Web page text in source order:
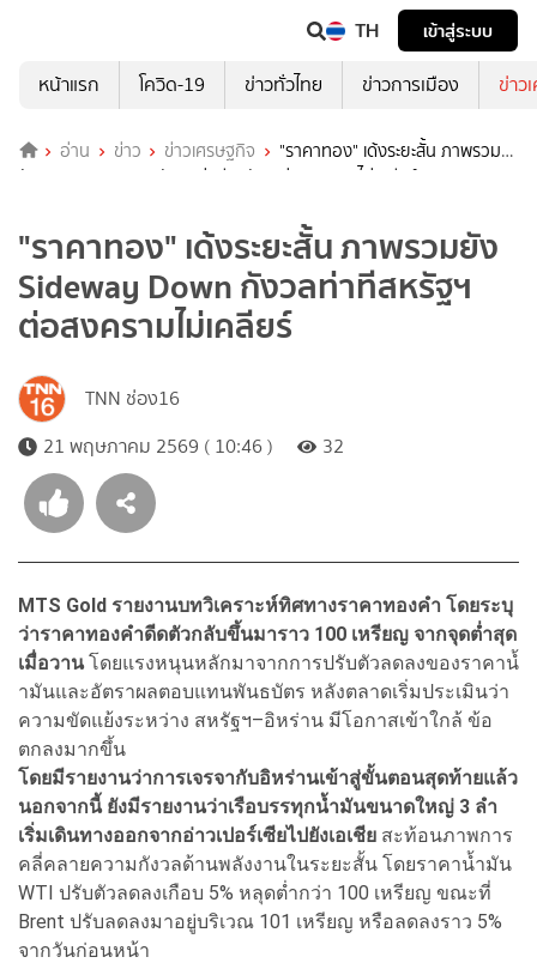
TH
เข้าสู่ระบบ
หน้าแรก
โควิด-19 ข่าวทั่วไทย ข่าวการเมือง ข่าว
อ่าน ข่าว ข่าวเศรษฐกิจ
"ราคาทอง" เด้งระยะสั้น ภาพรวม
ยัง Sideway Down กังวลท่าทีสหรัฐฯ ต่อสงครามไม่เคลียร์
"ราคาทอง" เด้งระยะสั้น ภาพรวมยัง
Sideway Down กังวลท่าทีสหรัฐฯ
ต่อสงครามไม่เคลียร์
TNN ช่อง16
21 พฤษภาคม 2569 ( 10:46 )
32
MTS Gold รายงานบทวิเคราะห์ทิศทางราคาทองคํา โดยระบุ
ว่าราคาทองคําดีดตัวกลับขึ้นมาราว 100 เหรียญ จากจุดตํ่าสุด
เมื่อวานโดยแรงหนุนหลักมาจากการปรับตัวลดลงของราคานํ้
ามันและอัตราผลตอบแทนพันธบัตร หลังตลาดเริ่มประเมินว่า
ความขัดแย้งระหว่าง สหรัฐฯ–อิหร่าน มีโอกาสเข้าใกล้ ข้อ
ตกลงมากขึ้น
โดยมีรายงานว่าการเจรจากับอิหร่านเข้าสู่ขั้นตอนสุดท้ายแล้ว
นอกจากนี้ ยังมีรายงานว่าเรือบรรทุกนํ้ามันขนาดใหญ่ 3 ลํา
เริ่มเดินทางออกจากอ่าวเปอร์เซียไปยังเอเชีย สะท้อนภาพการ
คลี่คลายความกังวลด้านพลังงานในระยะสั้น โดยราคานํ้ามัน
WTI ปรับตัวลดลงเกือบ 5% หลุดตํ่ากว่า 100 เหรียญ ขณะที่
Brent ปรับลดลงมาอยู่บริเวณ 101 เหรียญ หรือลดลงราว 5%
จากวันก่อนหน้า